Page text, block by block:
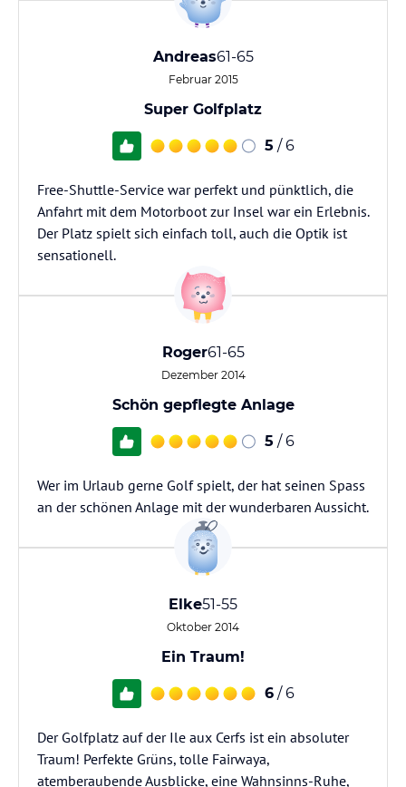
Andreas61-65
Februar 2015
Super Golfplatz
5 / 6
Free-Shuttle-Service war perfekt und pünktlich, die
Anfahrt mit dem Motorboot zur Insel war ein Erlebnis.
Der Platz spielt sich einfach toll, auch die Optik ist
sensationell.
Roger61-65
Dezember 2014
Schön gepflegte Anlage
5 / 6
Wer im Urlaub gerne Golf spielt, der hat seinen Spass
an der schönen Anlage mit der wunderbaren Aussicht.
Elke51-55
Oktober 2014
Ein Traum!
6 / 6
Der Golfplatz auf der Ile aux Cerfs ist ein absoluter
Traum! Perfekte Grüns, tolle Fairwaya,
atemberaubende Ausblicke, eine Wahnsinns-Ruhe,